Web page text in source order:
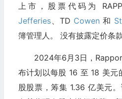
上市，股票代码为
Jefferies、TD Cowen 和
簿管理人。 没有披露定价条款
2024年6月3日，
布计划以每股 16 至 18 美
股股票，筹集 1.36 亿美元